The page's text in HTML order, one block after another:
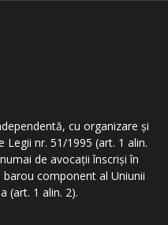
cu organizare şi
nr. 51/1995 (art. 1 alin.
de avocaţii înscrişi în
component al Uniunii
(art. 1 alin. 2).